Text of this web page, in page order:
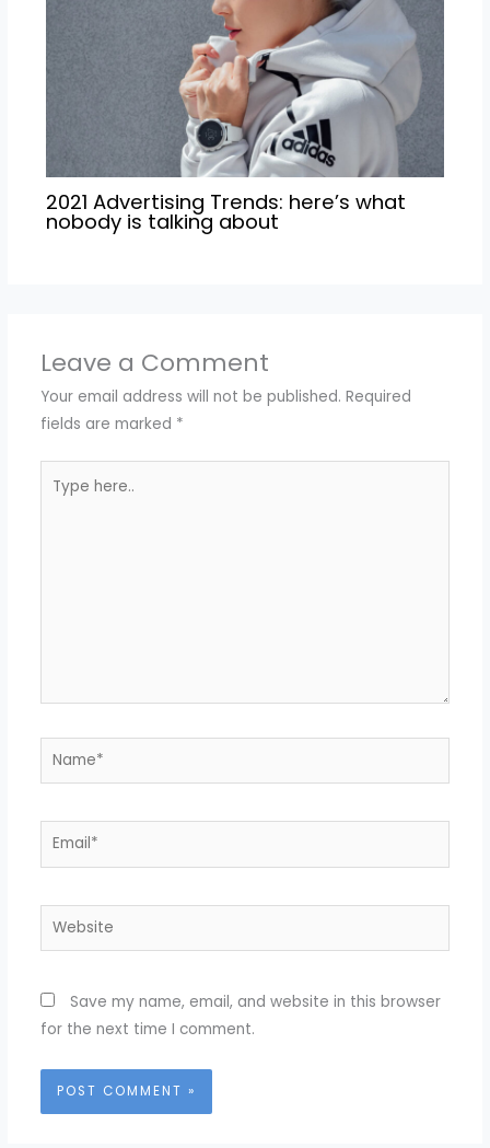
2021 Advertising Trends: here’s what
nobody is talking about
Leave a Comment
Your email address will not be published. Required
fields are marked *
here..
Name*
Email*
Website
Save my name, email, and website in this browser
for the next time I comment.